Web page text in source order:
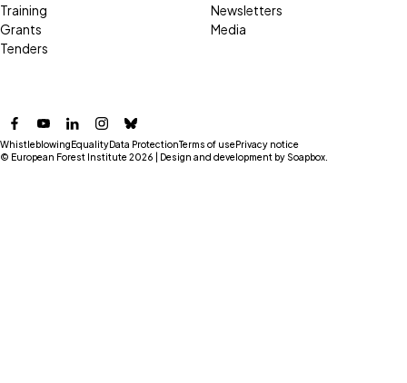
Facebook
YouTubeLinkedInInstagram
Bluesky
Training
Grants
Tenders
Newsletters
Media
© European Forest Institute 2026 | Design and development by Soapbox
WhistleblowingEqualityData ProtectionTerms of usePrivacy notice